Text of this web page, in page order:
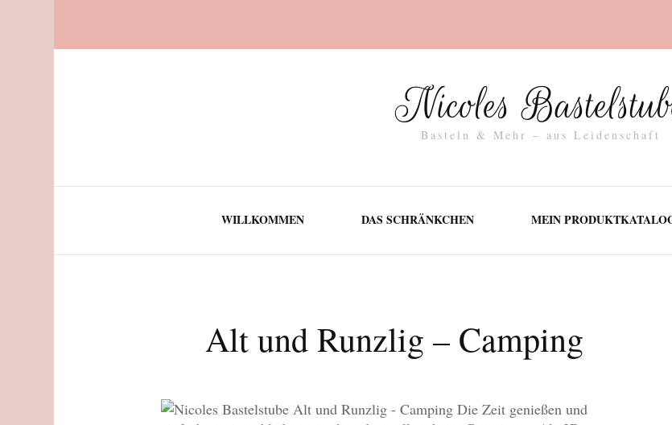
Nicoles
Basteln & Mehr – aus Leidenschaft
WILLKOMMEN DAS SCHRÄNKCHEN MEIN
DEINE IDEE
Alt und Runzlig – Camping